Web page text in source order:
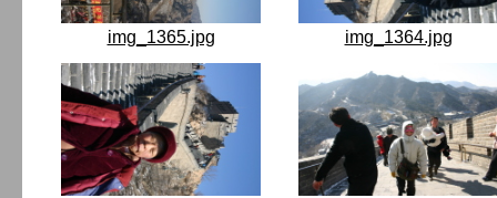
img_1365.jpg img_1364.jpg